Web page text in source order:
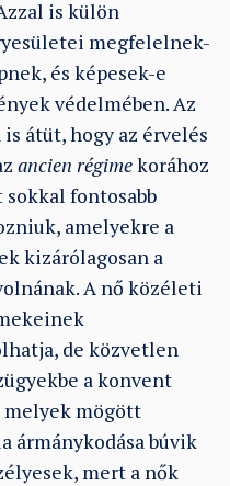
is külön
megfelelnek-
és képesek-e
védelmében. Az
átüt, hogy az érvelés
ancien régimekorához
sokkal fontosabb
amelyekre a
kizárólagosan a
A nő közéleti
de közvetlen
a konvent
melyek mögött
ármánykodása búvik
mert a nők